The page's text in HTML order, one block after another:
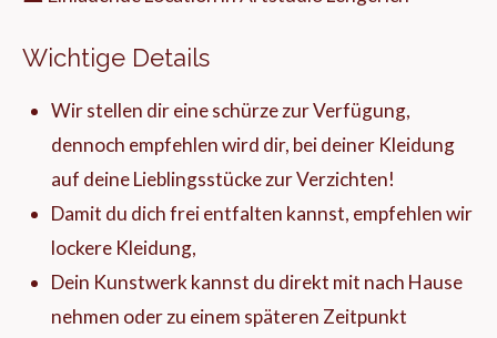
Wichtige Details
Wir stellen dir eine schürze zur Verfügung,
dennoch empfehlen wird dir, bei deiner Kleidung
auf deine Lieblingsstücke zur Verzichten!
Damit du dich frei entfalten kannst, empfehlen wir
lockere Kleidung,
Dein Kunstwerk kannst du direkt mit nach Hause
nehmen oder zu einem späteren Zeitpunkt